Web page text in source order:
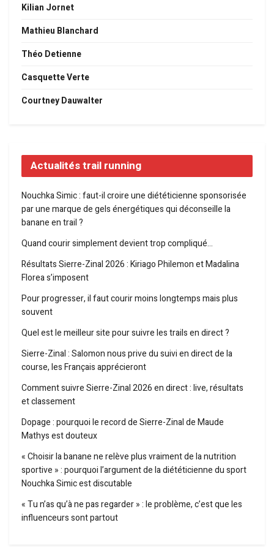
Kilian Jornet
Mathieu Blanchard
Théo Detienne
Casquette Verte
Courtney Dauwalter
Actualités trail running
Nouchka Simic : faut-il croire une diététicienne sponsorisée
par une marque de gels énergétiques qui déconseille la
banane en trail ?
Quand courir simplement devient trop compliqué…
Résultats Sierre-Zinal 2026 : Kiriago Philemon et Madalina
Florea s’imposent
Pour progresser, il faut courir moins longtemps mais plus
souvent
Quel est le meilleur site pour suivre les trails en direct ?
Sierre-Zinal : Salomon nous prive du suivi en direct de la
course, les Français apprécieront
Comment suivre Sierre-Zinal 2026 en direct : live, résultats
et classement
Dopage : pourquoi le record de Sierre-Zinal de Maude
Mathys est douteux
« Choisir la banane ne relève plus vraiment de la nutrition
sportive » : pourquoi l’argument de la diététicienne du sport
Nouchka Simic est discutable
« Tu n’as qu’à ne pas regarder » : le problème, c’est que les
influenceurs sont partout